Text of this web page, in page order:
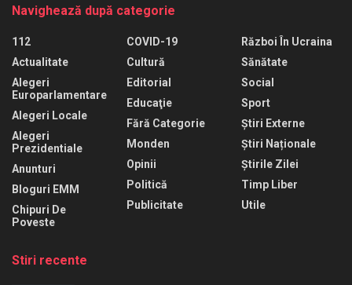
Navighează după categorie
112
Actualitate
Alegeri
Europarlamentare
Alegeri Locale
Alegeri
Prezidentiale
Anunturi
Bloguri EMM
Chipuri De
Poveste
COVID-19
Cultură
Editorial
Educaţie
Fără Categorie
Monden
Opinii
Politică
Publicitate
Război În Ucraina
Sănătate
Social
Sport
Știri Externe
Știri Naționale
Știrile Zilei
Timp Liber
Utile
Stiri recente